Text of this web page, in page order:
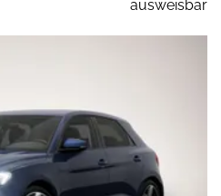
ausweisbar